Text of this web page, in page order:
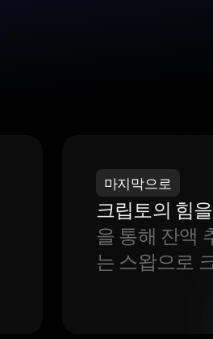
마지막으로
크립토의 힘
을 통해 잔액
는 스왑으로